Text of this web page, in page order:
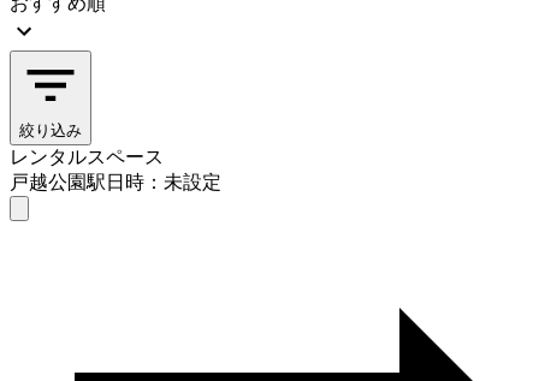
絞り込み
レンタルスペース
戸越公園駅日時：未設定